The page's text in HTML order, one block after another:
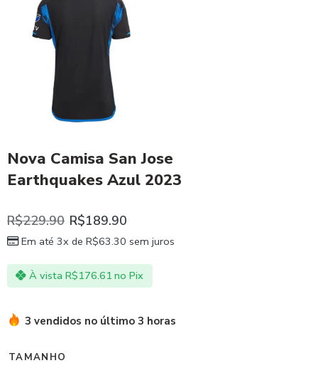
Nova Camisa San Jose
Earthquakes Azul 2023
R$229.90 R$189.90
Em até 3x de R$63.30 sem juros
À vista R$176.61 no Pix
3 vendidos no último 3 horas
TAMANHO